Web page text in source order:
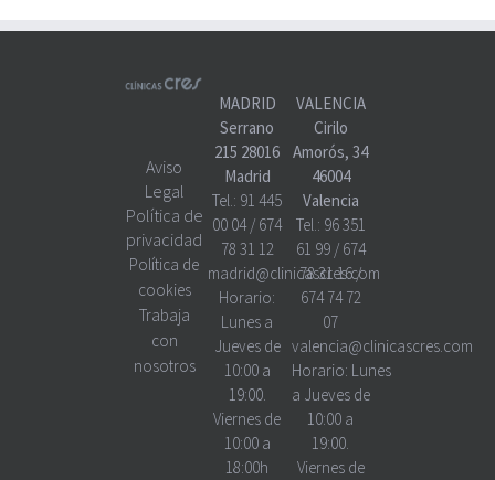
Aviso
Legal
Política de
privacidad
Política de
cookies
Trabaja
con
nosotros
MADRID
Serrano
215 28016
Madrid
Tel.: 91 445
00 04/ 674
78 31 12
madrid@clinicascres.com
Horario:
Lunes a
Jueves de
10:00 a
19:00.
Viernes de
10:00 a
18:00h
VALENCIA
Cirilo
Amorós, 34
46004
Valencia
Tel.: 96 351
61 99/ 674
78 31 16/
674 74 72
07
valencia@clinicascres.com
Horario: Lunes
a Jueves de
10:00 a
19:00.
Viernes de